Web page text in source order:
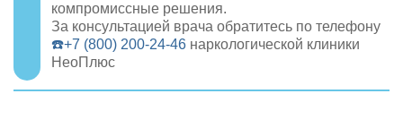
компромиссные решения.
За консультацией врача обратитесь по телефону
☎️+7 (800) 200-24-46 наркологической клиники
НеоПлюс